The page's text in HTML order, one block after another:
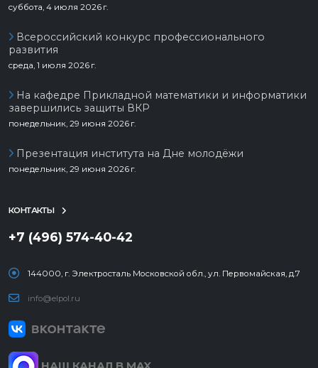
суббота, 4 июля 2026 г.
Всероссийский конкурс профессионального
развития
среда, 1 июля 2026 г.
На кафедре Прикладной математики и информатики
завершились защиты ВКР
понедельник, 29 июня 2026 г.
Презентация института на Дне молодёжи
понедельник, 29 июня 2026 г.
КОНТАКТЫ
+7 (496) 574-40-42
144000, г. Электросталь Московской обл., ул. Первомайская, д.7
info@elpol.ru
НАШ КАНАЛ В MAX